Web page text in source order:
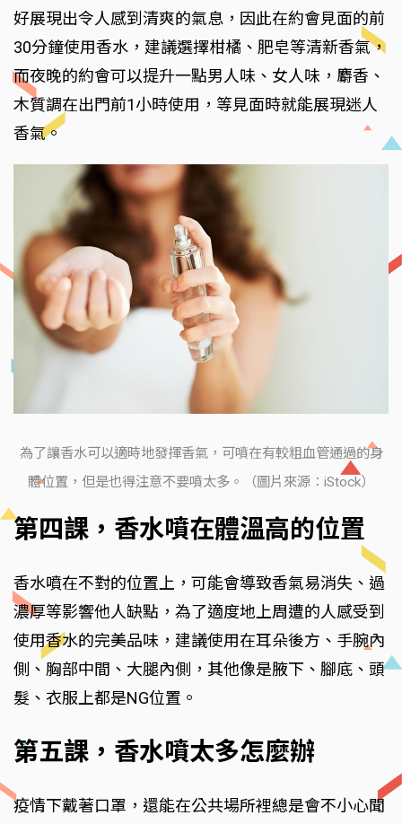
好展現出令人感到清爽的氣息，因此在約會見面的前
30分鐘使用香水，建議選擇柑橘、肥皂等清新香氣，
而夜晚的約會可以提升一點男人味、女人味，麝香、
木質調在出門前1小時使用，等見面時就能展現迷人
香氣。
為了讓香水可以適時地發揮香氣，可噴在有較粗血管通過的身
體位置，但是也得注意不要噴太多。（圖片來源：iStock）
第四課，香水噴在體溫高的位置
香水噴在不對的位置上，可能會導致香氣易消失、過
濃厚等影響他人缺點，為了適度地上周遭的人感受到
使用香水的完美品味，建議使用在耳朵後方、手腕內
側、胸部中間、大腿內側，其他像是腋下、腳底、頭
髮、衣服上都是NG位置。
第五課，香水噴太多怎麼辦
疫情下戴著口罩，還能在公共場所裡總是會不小心聞